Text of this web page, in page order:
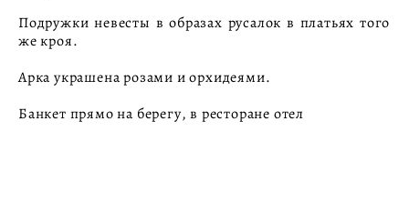
Подружки невесты в образах русалок в платьях того
же кроя.
Арка украшена розами и орхидеями.
Банкет прямо на берегу, в ресторане отел